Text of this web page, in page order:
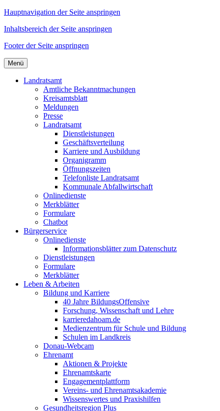
Hauptnavigation der Seite anspringen
Inhaltsbereich der Seite anspringen
Footer der Seite anspringen
Menü
Landratsamt
Amtliche Bekanntmachungen
Kreisamtsblatt
Meldungen
Presse
Landratsamt
Dienstleistungen
Geschäftsverteilung
Karriere und Ausbildung
Organigramm
Öffnungszeiten
Telefonliste Landratsamt
Kommunale Abfallwirtschaft
Onlinedienste
Merkblätter
Formulare
Chatbot
Bürgerservice
Onlinedienste
Informationsblätter zum Datenschutz
Dienstleistungen
Formulare
Merkblätter
Leben & Arbeiten
Bildung und Karriere
40 Jahre BildungsOffensive
Forschung, Wissenschaft und Lehre
karrieredahoam.de
Medienzentrum für Schule und Bildung
Schulen im Landkreis
Donau-Webcam
Ehrenamt
Aktionen & Projekte
Ehrenamtskarte
Engagementplattform
Vereins- und Ehrenamtsakademie
Wissenswertes und Praxishilfen
Gesundheitsregion Plus